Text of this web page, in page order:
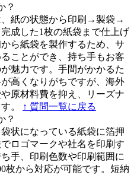
？
、紙の状態から印刷→製袋→
成した1枚の紙袋まで仕上げ
ら紙袋を製作するため、サ
ことができ、持ち手もお客
魅力です。手間がかかるた
高くなりがちですが、海外
原材料費を抑え、リーズナ
。
↑ 質問一覧に戻る
？
状になっている紙袋に箔押
ロゴマークや社名を印刷す
手、印刷色数や印刷範囲に
枚から対応が可能です。短納